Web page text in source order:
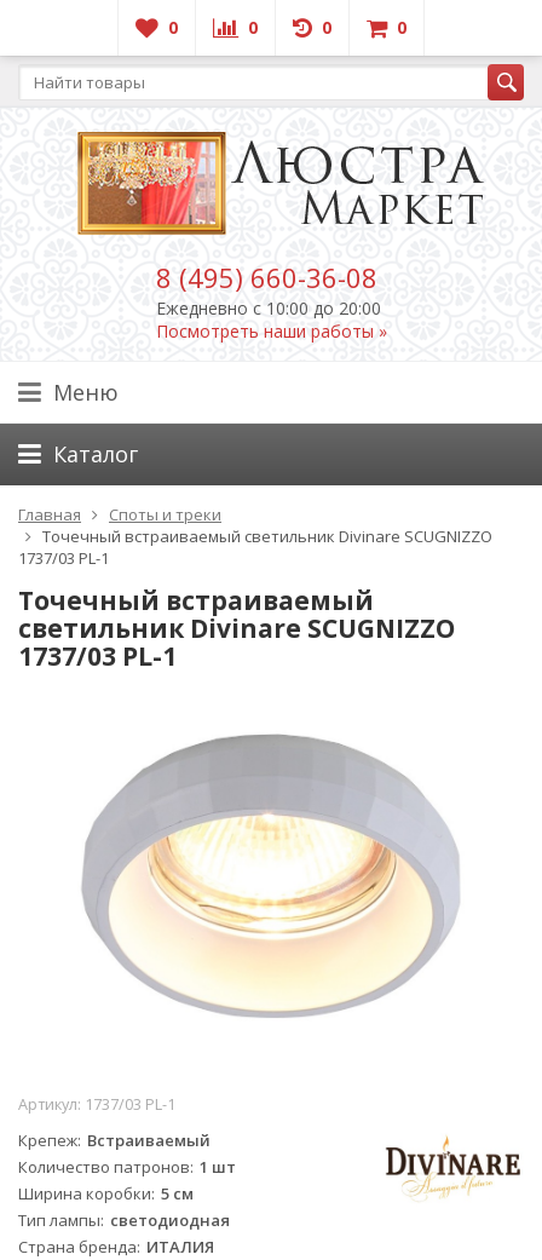
0 0 0 0
8 (495) 660-36-08
Ежедневно c 10:00 до 20:00
Посмотреть наши работы »
Меню
Каталог
Главная
Споты и треки
Точечный встраиваемый светильник Divinare SCUGNIZZO
1737/03 PL-1
Точечный встраиваемый
светильник Divinare SCUGNIZZO
1737/03 PL-1
Артикул: 1737/03 PL-1
Крепеж Встраиваемый
Количество патронов 1 шт
Ширина коробки 5 см
Тип лампы светодиодная
Страна бренда ИТАЛИЯ